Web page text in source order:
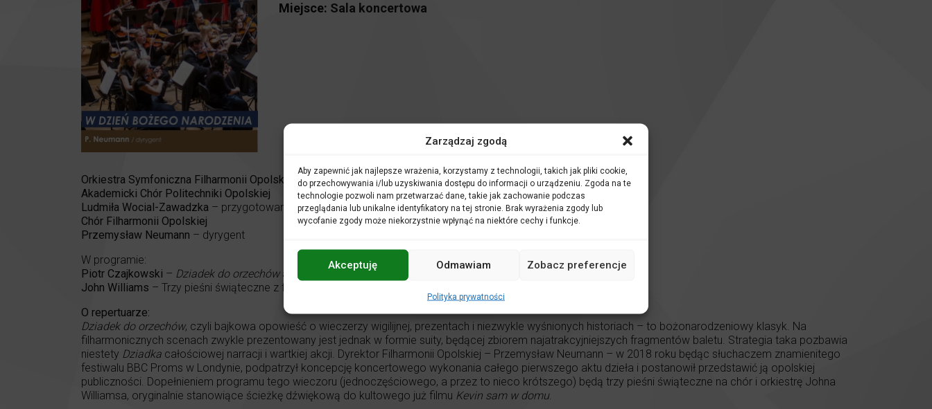
Zarządzaj zgodą
Aby zapewnić jak najlepsze wrażenia, korzystamy z technologii, takich jak pliki cookie,
do przechowywania i/lub uzyskiwania dostępu do informacji o urządzeniu. Zgoda na te
technologie pozwoli nam przetwarzać dane, takie jak zachowanie podczas
przeglądania lub unikalne identyfikatory na tej stronie. Brak wyrażenia zgody lub
wycofanie zgody może niekorzystnie wpłynąć na niektóre cechy i funkcje.
Akceptuję Odmawiam Zobacz preferencje
Polityka prywatności
Miejsce: Sala koncertowa
Orkiestra Symfoniczna Filharmonii Opolskiej
Akademicki Chór Politechniki Opolskiej
Ludmiła Wocial-Zawadzka – przygotowanie chóru
Chór Filharmonii Opolskiej
Przemysław Neumann – dyrygent
W programie:
Piotr Czajkowski – Dziadek do orzechówakt I
John Williams – Trzy pieśni świąteczne z filmu
O repertuarze:
Dziadek do orzechów, czyli bajkowa opowieść o wieczerzy wigilijnej, prezentach i niezwykle wyśnionych historiach – to bożonarodzeniowy klasyk. Na
filharmonicznych scenach zwykle prezentowany jest jednak w formie suity, będącej zbiorem najatrakcyjniejszych fragmentów baletu. Strategia taka pozbawia
niestety Dziadka całościowej narracji i wartkiej akcji. Dyrektor Filharmonii Opolskiej – Przemysław Neumann – w 2018 roku będąc słuchaczem znamienitego
festiwalu BBC Proms w Londynie, podpatrzył koncepcję koncertowego wykonania całego pierwszego aktu dzieła i postanowił przedstawić ją opolskiej
publiczności. Dopełnieniem programu tego wieczoru (jednoczęściowego, a przez to nieco krótszego) będą trzy pieśni świąteczne na chór i orkiestrę Johna
Williamsa, oryginalnie stanowiące ścieżkę dźwiękową do kultowego już filmu Kevin sam w domu.